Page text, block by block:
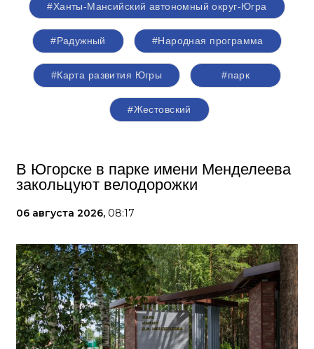
#Ханты-Мансийский автономный округ-Югра
#Радужный #Народная программа
#Карта развития Югры #парк
#Жестовский
В Югорске в парке имени Менделеева
закольцуют велодорожки
06 августа 2026, 08:17